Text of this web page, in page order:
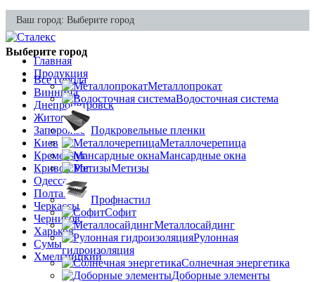
Ваш город: Выберите город
Выберите город
Все города
Винница
Днепропетровск
Житомир
Запорожье
Киев
Кременчуг
Кривой Рог
Одесса
Полтава
Черкассы
Чернигов
Харьков
Сумы
Хмельницкий
Главная
Продукция
Металлопрокат
Водосточная система
Подкровельные пленки
Металлочерепица
Мансардные окна
Метизы
Профнастил
Софит
Металлосайдинг
Рулонная
гидроизоляция
Солнечная энергетика
Доборные элементы